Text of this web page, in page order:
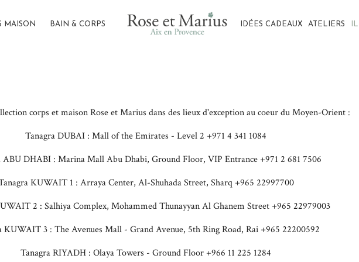
MAISON BAIN & CORPS IDÉES CADEAUX ATELIERS
corps et maison Rose et Marius dans des lieux d'exception au coeur du Moyen-Orient :
Tanagra DUBAI : Mall of the Emirates - Level 2 +971 4 341 1084
ABU DHABI : Marina Mall Abu Dhabi, Ground Floor, VIP Entrance +971 2 681 7506
KUWAIT 1 : Arraya Center, Al-Shuhada Street, Sharq +965 22997700
2 : Salhiya Complex, Mohammed Thunayyan Al Ghanem Street +965 22979003
KUWAIT 3 : The Avenues Mall - Grand Avenue, 5th Ring Road, Rai +965 22200592
Tanagra RIYADH : Olaya Towers - Ground Floor +966 11 225 1284